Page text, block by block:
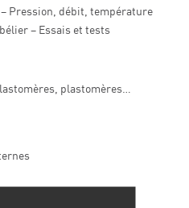
Pression, débit, température
– Essais et tests
plastomères…